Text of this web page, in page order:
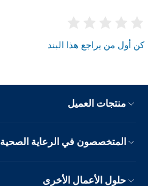
كن أول من يراجع هذا البند
منتجات العميل
المتخصصون في الرعاية الصحية
حلول الأعمال الأخرى